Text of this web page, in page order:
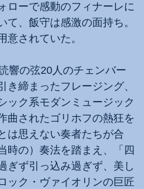
ローで感動のフィナーレに
、飯守は感激の面持ち。
されていた。
響の弦20人のチェンバー
き締まったフレージング、
ック系モダンミュージック
曲されたゴリホフの熱狂を
は思えない奏者たちが合
時の）奏法を踏まえ、「四
ぎず引っ込み過ぎず、美し
ック・ヴァイオリンの巨匠